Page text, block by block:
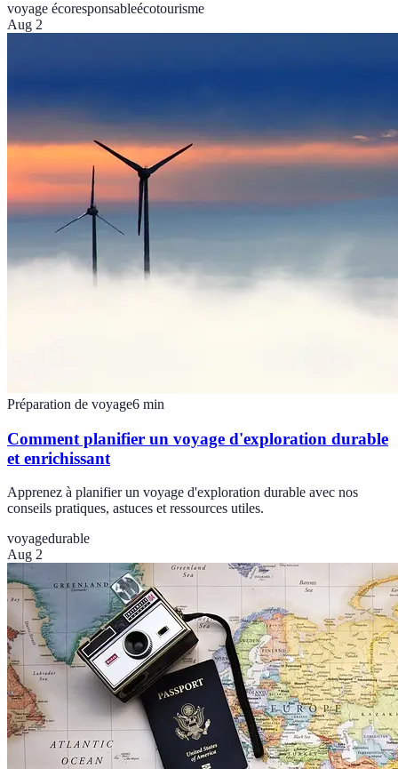
voyage écoresponsableécotourisme
Aug 2
Préparation de voyage6 min
Comment planifier un voyage d'exploration durable
et enrichissant
Apprenez à planifier un voyage d'exploration durable avec nos
conseils pratiques, astuces et ressources utiles.
voyagedurable
Aug 2